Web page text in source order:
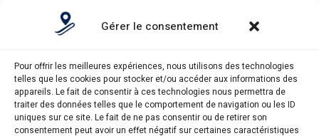
Gérer le consentement
Pour offrir les meilleures expériences, nous utilisons des technologies
telles que les cookies pour stocker et/ou accéder aux informations des
appareils. Le fait de consentir à ces technologies nous permettra de
traiter des données telles que le comportement de navigation ou les ID
uniques sur ce site. Le fait de ne pas consentir ou de retirer son
consentement peut avoir un effet négatif sur certaines caractéristiques
CGH Résidences & Spas Les Chalets de Jouvence
Note globale
–Rapport qualité/prix